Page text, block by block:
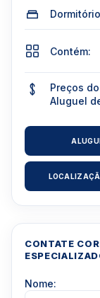
Contém:
Preços do
Aluguel
CONTATE
Nome: